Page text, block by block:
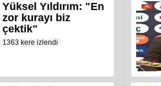
Yüksel Yıldırım: "En
zor kurayı biz
çektik"
1363 kere izlendi